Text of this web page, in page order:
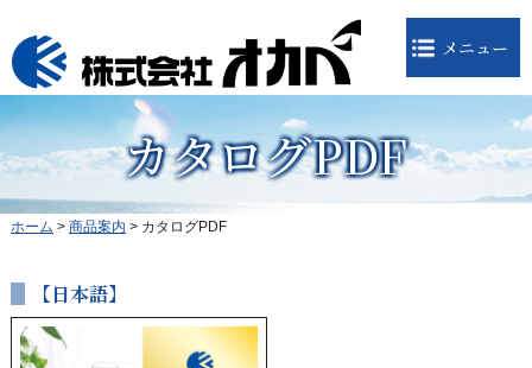
メニュー
カタログPDF
ホーム > 商品案内 > カタログPDF
【日本語】